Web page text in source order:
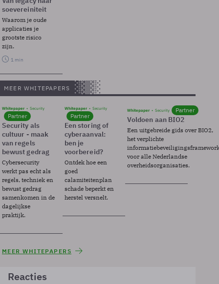
soevereiniteit
Waarom je oude
applicaties je
grootste risico
zijn.
1 min
MEER WHITEPAPERS
Whitepaper Security
Partner
Security als
cultuur - maak
van regels
bewust gedrag
Cybersecurity
werkt pas echt als
regels, techniek en
bewust gedrag
samenkomen in de
dagelijkse
praktijk.
Whitepaper Security
Partner
Een storing of
cyberaanval:
ben je
voorbereid?
Ontdek hoe een
goed
calamiteitenplan
schade beperkt en
herstel versnelt.
Whitepaper Security Partner
Voldoen aan BIO2
Een uitgebreide gids over BIO2,
het verplichte
voor alle Nederlandse
overheidsorganisaties.
MEER WHITEPAPERS
Reacties